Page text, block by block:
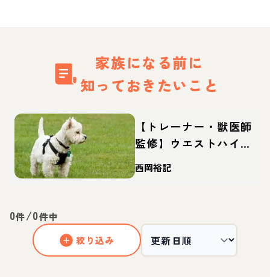
家族になる前に
知っておきたいこと
【トレーナー・獣医師
監修】ウエストハイラ
ンドホワイトテリア
（ウェスティ）ってど
西岡裕記
0件/0件中
絞り込み